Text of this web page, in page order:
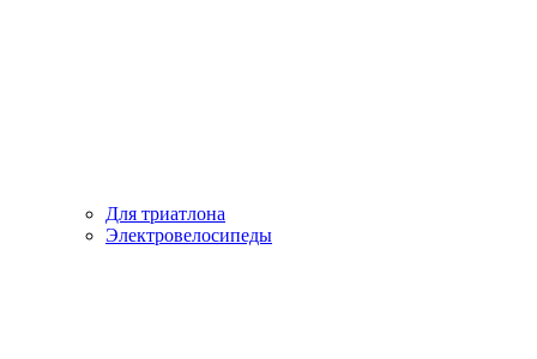
Для триатлона
Электровелосипеды